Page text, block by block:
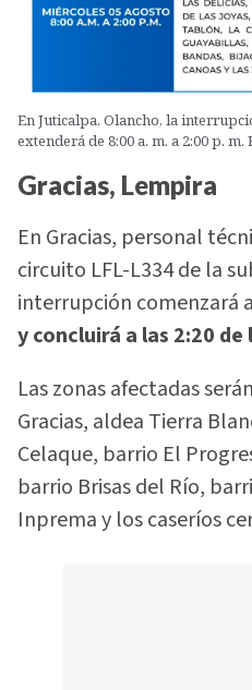
En Juticalpa, Olancho, la
extenderá de 8:00 a. m. a 2:00 p. m.
Gracias, Lempira
En Gracias, personal
circuito LFL-L334 de la
interrupción comenzará
y concluirá a las 2:20
Las zonas afectadas
Gracias, aldea Tierra
Celaque, barrio El
barrio Brisas del Río,
Inprema y los caseríos